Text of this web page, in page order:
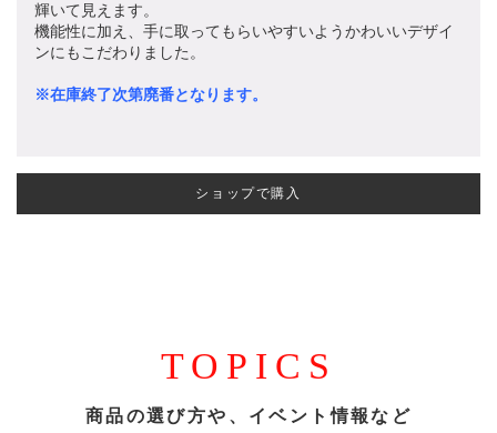
輝いて見えます。
機能性に加え、手に取ってもらいやすいようかわいいデザイ
ンにもこだわりました。
※在庫終了次第廃番となります。
ショップで購入
TOPICS
商品の選び方や、イベント情報など